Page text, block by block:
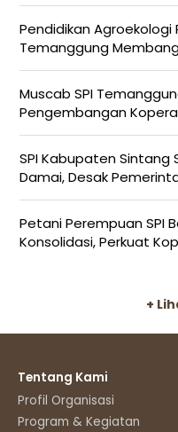
Pendidikan Agroekologi
Temanggung
Muscab SPI
Pengembangan
SPI Kabupaten Sintang
Damai, Desak
Petani Perempuan SPI
Konsolidasi, Perkuat
+
Tentang Kami
Profil Organisasi
Program & Kegiatan